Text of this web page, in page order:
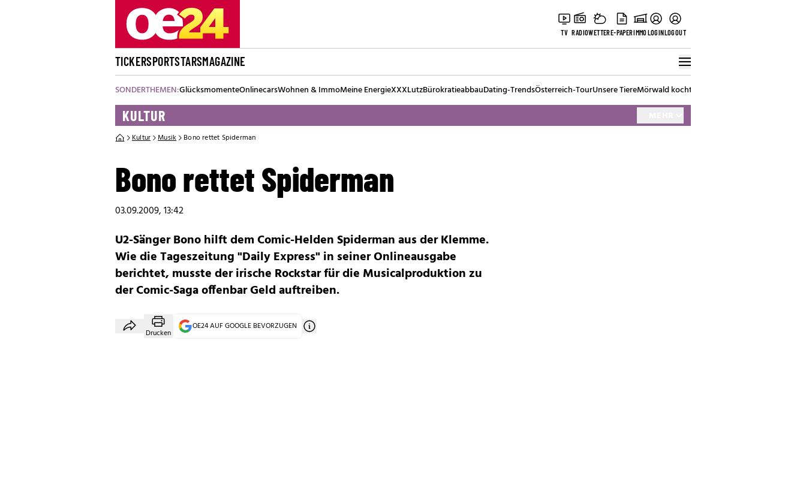
TV RADIOWETTERE-PAPERIMMOLOGINLOGOUT
TICKERSPORTSTARSMAGAZINE
SONDERTHEMEN:GlücksmomenteOnlinecarsWohnen & ImmoMeine EnergieXXXLutzBürokratieabbauDating-TrendsÖsterreich-TourUnsere TiereMörwald kocht
KULTUR
Kultur Musik Bono rettet Spiderman
Bono rettet Spiderman
03.09.2009, 13:42
U2-Sänger Bono hilft dem Comic-Helden Spiderman aus der Klemme.
Wie die Tageszeitung "Daily Express" in seiner Onlineausgabe
berichtet, musste der irische Rockstar für die Musicalproduktion zu
der Comic-Saga offenbar Geld auftreiben.
Drucken
OE24 AUF GOOGLE BEVORZUGEN